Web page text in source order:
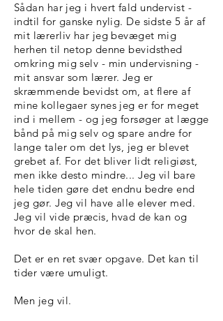
Sådan har jeg i hvert fald undervist -
indtil for ganske nylig. De sidste 5 år af
mit lærerliv har jeg bevæget mig
herhen til netop denne bevidsthed
omkring mig selv - min undervisning -
mit ansvar som lærer. Jeg er
skræmmende bevidst om, at flere af
mine kollegaer synes jeg er for meget
ind i mellem - og jeg forsøger at lægge
bånd på mig selv og spare andre for
lange taler om det lys, jeg er blevet
grebet af. For det bliver lidt religiøst,
men ikke desto mindre... Jeg vil bare
hele tiden gøre det endnu bedre end
jeg gør. Jeg vil have alle elever med.
Jeg vil vide præcis, hvad de kan og
hvor de skal hen.
Det er en ret svær opgave. Det kan til
tider være umuligt.
Men jeg vil.